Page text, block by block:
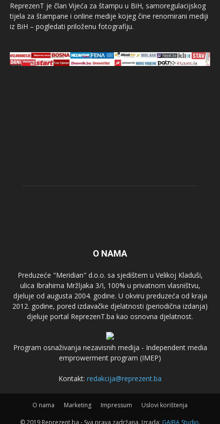
ReprezenT je član Vijeća za štampu u BiH, samoregulacijskog
tijela za štampane i online medije kojeg čine renomirani mediji
iz BiH – pogledati priloženu fotografiju.
O NAMA
Preduzeće "Meridian" d.o.o. sa sjedištem u Velikoj Kladuši,
ulica Ibrahima Mržljaka 3/I, 100% u privatnom vlasništvu,
djeluje od augusta 2004. godine. U okviru preduzeća od kraja
2012. godine, pored izdavačke djelatnosti (periodična izdanja)
djeluje portal ReprezenT.ba kao osnovna djelatnost.
Program osnaživanja nezavisnih medija - Independent media
emprowerment program (IMEP)
Kontakt: redakcija@reprezent.ba
O nama Marketing Impressum Uslovi korištenja
© 2019 Reprezent.ba - Sva prava zadržana. Izrada: GAJBA Studio.